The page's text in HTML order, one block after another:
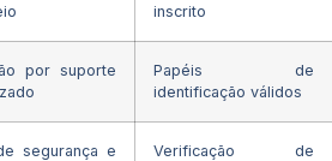
inscrito
por suporte
Papéis de
identificação válidos
segurança e
Verificação de